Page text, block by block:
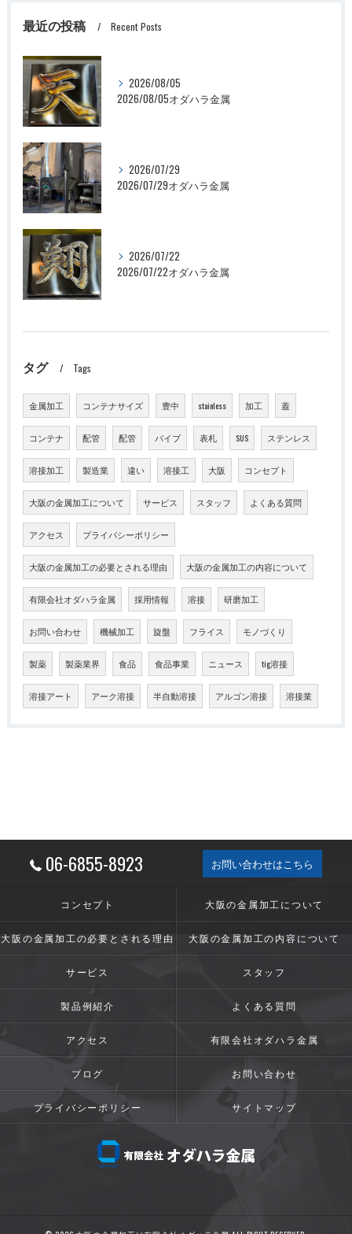
最近の投稿 Recent Posts
2026/08/05
2026/08/05オダハラ金属
2026/07/29
2026/07/29オダハラ金属
2026/07/22
2026/07/22オダハラ金属
タグ Tags
金属加工 コンテナサイズ 豊中 stainless 加工 蓋
コンテナ 配管 配管 パイプ 表札 SUS ステンレス
溶接加工 製造業 違い 溶接工 大阪 コンセプト
大阪の金属加工について サービス スタッフ よくある質問
アクセス プライバシーポリシー
大阪の金属加工の必要とされる理由 大阪の金属加工の内容について
有限会社オダハラ金属 採用情報 溶接 研磨加工
お問い合わせ 機械加工 旋盤 フライス モノづくり
製薬 製薬業界 食品 食品事業 ニュース tig溶接
溶接アート アーク溶接 半自動溶接 アルゴン溶接 溶接業
06-6855-8923 お問い合わせはこちら
コンセプト 大阪の金属加工について
大阪の金属加工の必要とされる理由 大阪の金属加工の内容について
サービス スタッフ
製品例紹介 よくある質問
アクセス 有限会社オダハラ金属
ブログ お問い合わせ
プライバシーポリシー サイトマップ